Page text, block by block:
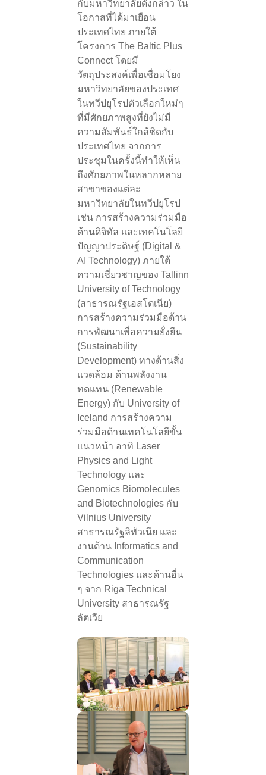
กับมหาวิทยาลัยดังกล่าว ใน
โอกาสที่ได้มาเยือน
ประเทศไทย ภายใต้
โครงการ The Baltic Plus
Connect โดยมี
วัตถุประสงค์เพื่อเชื่อมโยง
มหาวิทยาลัยของประเทศ
ในทวีปยุโรปตัวเลือกใหม่ๆ
ที่มีศักยภาพสูงที่ยังไม่มี
ความสัมพันธ์ใกล้ชิดกับ
ประเทศไทย จากการ
ประชุมในครั้งนี้ทำให้เห็น
ถึงศักยภาพในหลากหลาย
สาขาของแต่ละ
มหาวิทยาลัยในทวีปยุโรป
เช่น การสร้างความร่วมมือ
ด้านดิจิทัล และเทคโนโลยี
ปัญญาประดิษฐ์ (Digital &
AI Technology) ภายใต้
ความเชี่ยวชาญของ Tallinn
University of Technology
(สาธารณรัฐเอสโตเนีย)
การสร้างความร่วมมือด้าน
การพัฒนาเพื่อความยั่งยืน
(Sustainability
Development) ทางด้านสิ่ง
แวดล้อม ด้านพลังงาน
ทดแทน (Renewable
Energy) กับ University of
Iceland การสร้างความ
ร่วมมือด้านเทคโนโลยีขั้น
แนวหน้า อาทิ Laser
Physics and Light
Technology และ
Genomics Biomolecules
and Biotechnologies กับ
Vilnius University
สาธารณรัฐลิทัวเนีย และ
งานด้าน Informatics and
Communication
Technologies และด้านอื่น
ๆ จาก Riga Technical
University สาธารณรัฐ
ลัตเวีย